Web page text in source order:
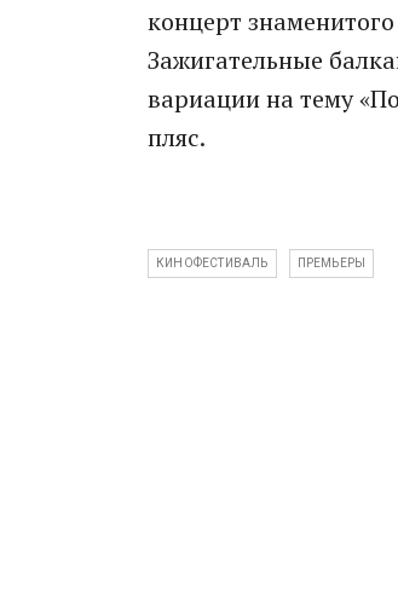
концерт
Зажигательные
вариации на тему
пляс.
КИНОФЕСТИВАЛЬ ПРЕМЬЕРЫ